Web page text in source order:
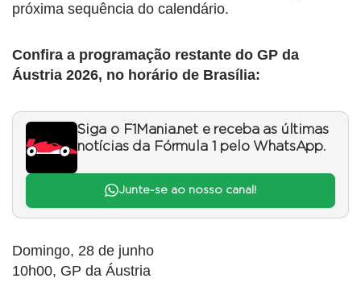
próxima sequência do calendário.
Confira a programação restante do GP da
Áustria 2026, no horário de Brasília:
Siga o F1Mania.net e receba as últimas
notícias da Fórmula 1 pelo WhatsApp.
Junte-se ao nosso canal!
Domingo, 28 de junho
10h00, GP da Áustria